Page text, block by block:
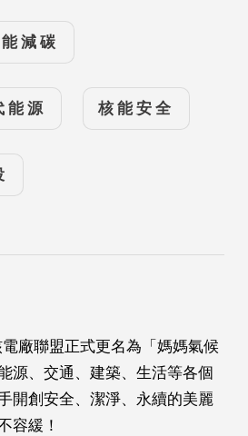
減碳
能源 核能安全
廠聯盟正式更名為「媽媽氣候
源、交通、建築、生活等各個
開創安全、潔淨、永續的美麗
容緩！